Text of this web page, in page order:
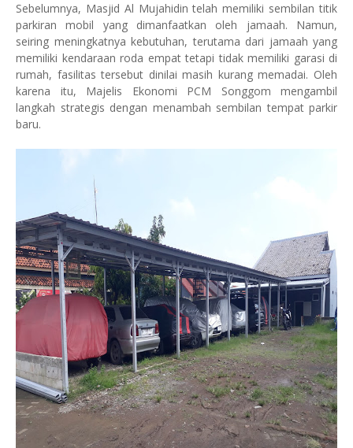
‎Sebelumnya, Masjid Al Mujahidin telah memiliki sembilan titik
parkiran mobil yang dimanfaatkan oleh jamaah. Namun,
seiring meningkatnya kebutuhan, terutama dari jamaah yang
memiliki kendaraan roda empat tetapi tidak memiliki garasi di
rumah, fasilitas tersebut dinilai masih kurang memadai. Oleh
karena itu, Majelis Ekonomi PCM Songgom mengambil
langkah strategis dengan menambah sembilan tempat parkir
baru.